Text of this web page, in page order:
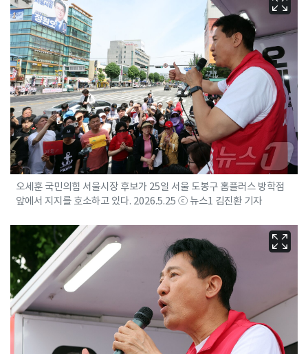
오세훈 국민의힘 서울시장 후보가 25일 서울 도봉구 홈플러스 방학점
앞에서 지지를 호소하고 있다. 2026.5.25 ⓒ 뉴스1 김진환 기자